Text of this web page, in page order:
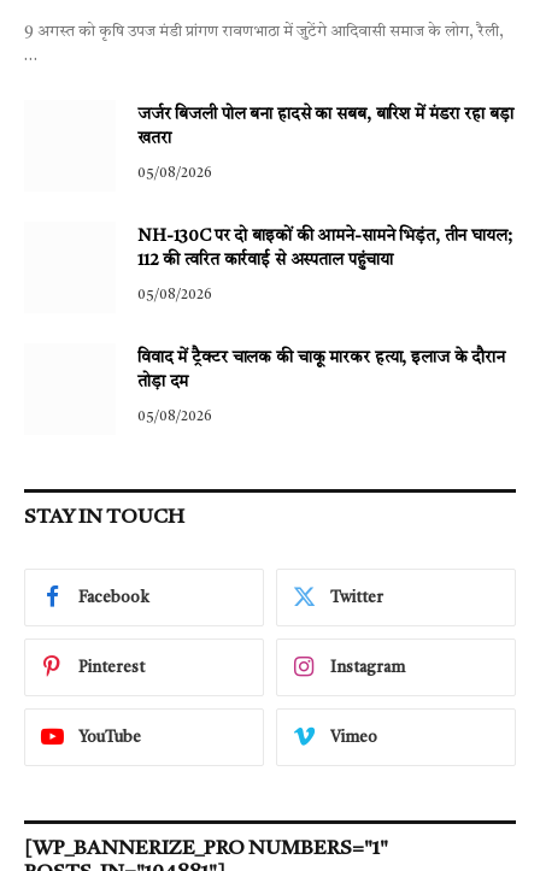
9 अगस्त को कृषि उपज मंडी प्रांगण रावणभाठा में जुटेंगे आदिवासी समाज के लोग, रैली,
…
जर्जर बिजली पोल बना हादसे का सबब, बारिश में मंडरा रहा बड़ा
खतरा
05/08/2026
NH-130C पर दो बाइकों की आमने-सामने भिड़ंत, तीन घायल;
112 की त्वरित कार्रवाई से अस्पताल पहुंचाया
05/08/2026
विवाद में ट्रैक्टर चालक की चाकू मारकर हत्या, इलाज के दौरान
तोड़ा दम
05/08/2026
STAY IN TOUCH
Facebook Twitter
Pinterest Instagram
YouTube Vimeo
[WP_BANNERIZE_PRO NUMBERS="1"